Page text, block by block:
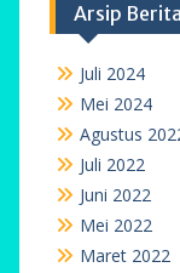
Arsip Berita
Juli 2024
Mei 2024
Agustus
Juli 2022
Juni 2022
Mei 2022
Maret 2022